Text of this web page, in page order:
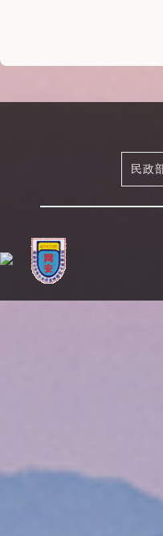
民政